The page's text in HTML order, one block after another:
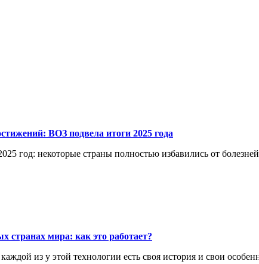
ВОЗ подвела итоги 2025 года
год: некоторые страны полностью избавились от
странах мира: как это работает?
из у этой технологии есть своя история и свои